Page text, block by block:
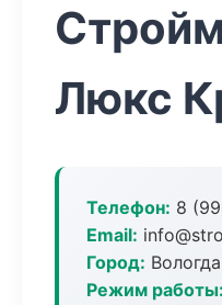
Люкс
Телефон: 8
Email:
Город: Вологда
Режим работы: